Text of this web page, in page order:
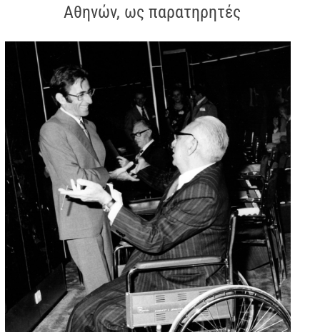
Αθηνών, ως παρατηρητές